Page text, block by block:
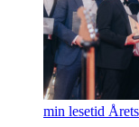
min lesetid